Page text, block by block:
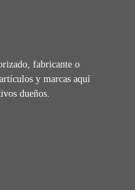
fabricante o
y marcas aquí
dueños.